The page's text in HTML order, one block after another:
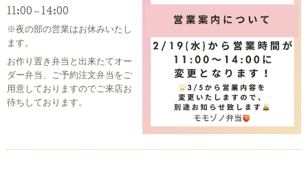
11:00～14:00
※夜の部の営業はお休みいたし
ます。
お作り置き弁当と出来たてオー
ダー弁当、ご予約注文弁当をご
用意しておりますのでご来店お
待ちしております。